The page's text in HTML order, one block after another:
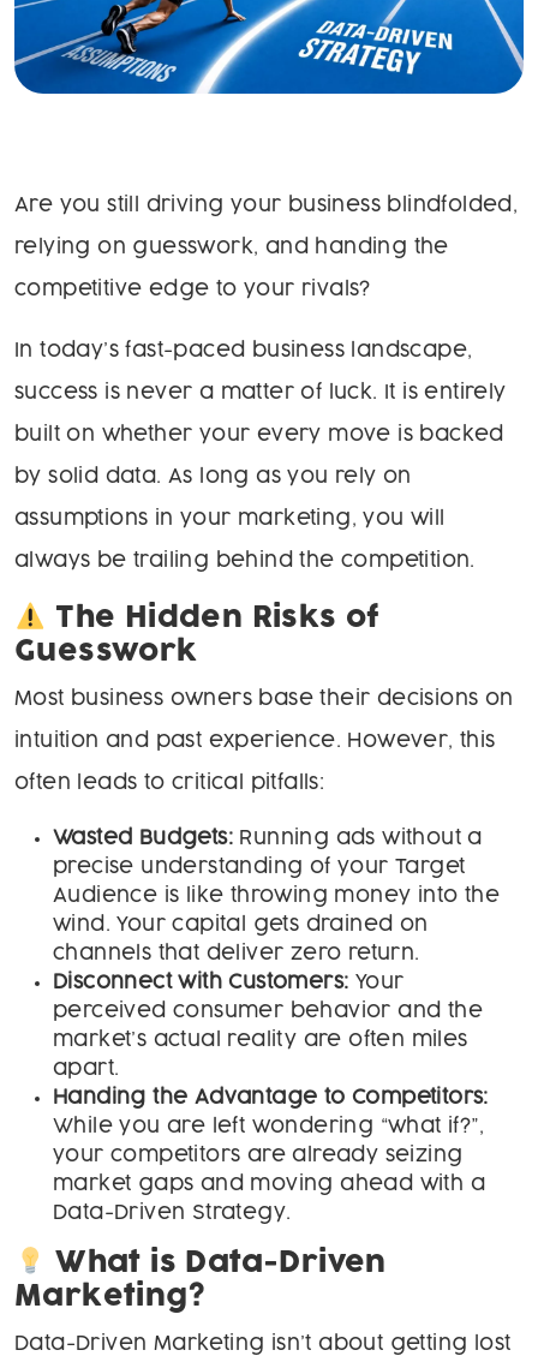
Are you still driving your business blindfolded,
relying on guesswork, and handing the
competitive edge to your rivals?
In today’s fast-paced business landscape,
success is never a matter of luck. It is entirely
built on whether your every move is backed
by solid data. As long as you rely on
assumptions in your marketing, you will
always be trailing behind the competition.
The Hidden Risks of
Guesswork
Most business owners base their decisions on
intuition and past experience. However, this
often leads to critical pitfalls:
Wasted Budgets: Running ads without a
precise understanding of your Target
Audience is like throwing money into the
wind. Your capital gets drained on
channels that deliver zero return.
Disconnect with Customers: Your
perceived consumer behavior and the
market’s actual reality are often miles
apart.
Handing the Advantage to Competitors:
While you are left wondering “what if?”,
your competitors are already seizing
market gaps and moving ahead with a
Data-Driven Strategy.
What is Data-Driven
Marketing?
Data-Driven Marketing isn’t about getting lost